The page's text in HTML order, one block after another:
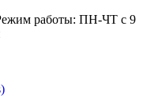
работы: ПН-ЧТ с 9